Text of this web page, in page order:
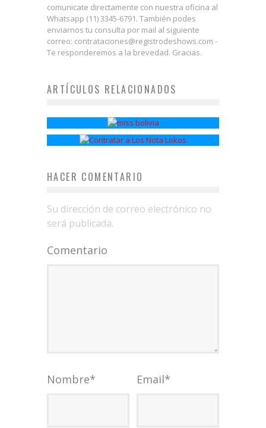
comunicate directamente con nuestra oficina al
Whatsapp (11) 3345-6791. También podes
enviarnos tu consulta por mail al siguiente
correo: contrataciones@registrodeshows.com -
Te responderemos a la brevedad. Gracias.
ARTÍCULOS RELACIONADOS
Los Nota Lokos
HACER COMENTARIO
Su dirección de correo electrónico no
será publicada.
Comentario
Nombre* Email*